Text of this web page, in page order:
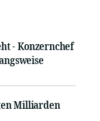
- Konzernchef
Milliarden